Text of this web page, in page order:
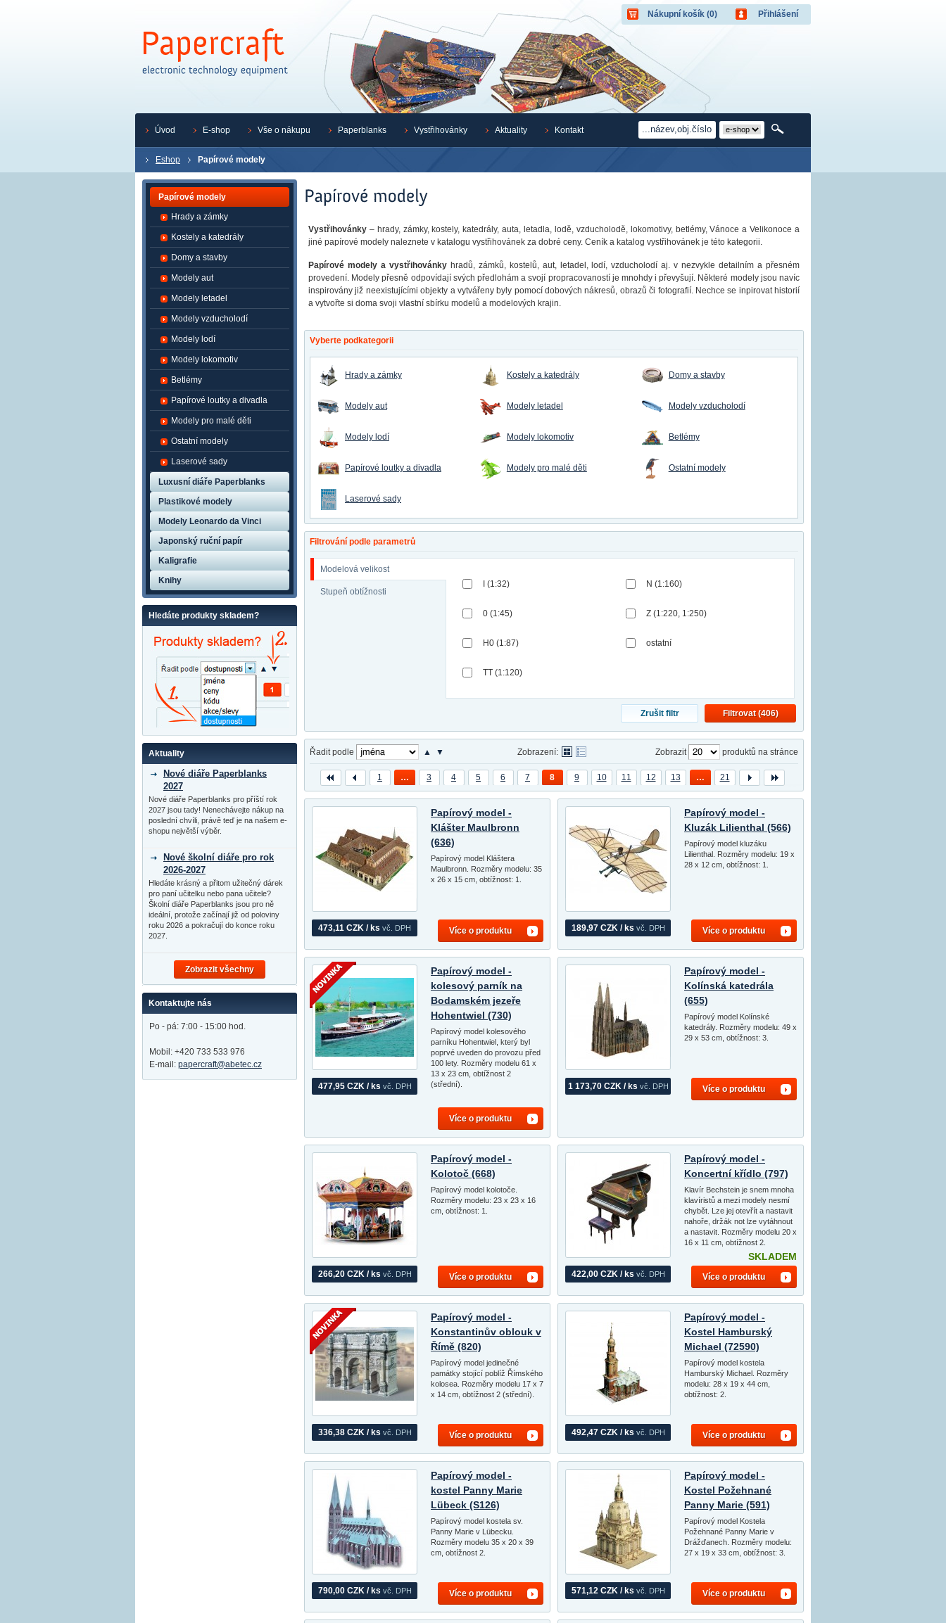
Eshop Papírové modely
Vystřihovánky – hrady, zámky, kostely, katedrály, auta, letadla, lodě, vzducholodě, lokomotivy, betlémy, Vánoce a Velikonoce a
jiné papírové modely naleznete v katalogu vystřihovánek za dobré ceny. Ceník a katalog vystřihovánek je této kategorii.
Papírové modely a vystřihovánkyhradů, zámků, kostelů, aut, letadel, lodí, vzducholodí aj. v nezvykle detailním a přesném
provedení. Modely přesně odpovídají svých předlohám a svojí propracovaností je mnohdy i převyšují. Některé modely jsou navíc
inspirovány již neexistujícími objekty a vytvářeny byly pomocí dobových nákresů, obrazů či fotografií. Nechce se inpirovat historií
a vytvořte si doma svoji vlastní sbírku modelů a modelových krajin.
Vyberte podkategorii
Hrady a zámky Kostely a katedrály Domy a stavby
Modely aut Modely letadel Modely vzducholodí
Modely lodí Modely lokomotiv Betlémy
Papírové loutky a divadla Modely pro malé děti Ostatní modely
Laserové sady
Filtrování podle parametrů
Modelová velikost
Stupeň obtížnosti
I (1:32)
0 (1:45)
H0 (1:87)
TT (1:120)
N (1:160)
Z (1:220, 1:250)
ostatní
Zrušit filtr Filtrovat (406)
Řadit podle ▲ ▼ Zobrazení: Zobrazit produktů na stránce
1 … 3 4 5 6 7 8 9 10 11 12 13 … 21
473,11 CZK / ks vč. DPH
Papírový model -
Klášter Maulbronn
(636)
Papírový model Kláštera
Maulbronn. Rozměry modelu: 35
x 26 x 15 cm, obtížnost: 1.
Více o produktu 189,97 CZK / ks vč. DPH
Papírový model -
Kluzák Lilienthal (566)
Papírový model kluzáku
Lilienthal. Rozměry modelu: 19 x
28 x 12 cm, obtížnost: 1.
Více o produktu
477,95 CZK / ks vč. DPH
Papírový model -
kolesový parník na
Bodamském jezeře
Hohentwiel (730)
Papírový model kolesového
parníku Hohentwiel, který byl
poprvé uveden do provozu před
100 lety. Rozměry modelu 61 x
13 x 23 cm, obtížnost 2
(střední).
Více o produktu
1 173,70 CZK / ks vč. DPH
Papírový model -
Kolínská katedrála
(655)
Papírový model Kolínské
katedrály. Rozměry modelu: 49 x
29 x 53 cm, obtížnost: 3.
Více o produktu
266,20 CZK / ks vč. DPH
Papírový model -
Kolotoč (668)
Papírový model kolotoče.
Rozměry modelu: 23 x 23 x 16
cm, obtížnost: 1.
Více o produktu 422,00 CZK / ks vč. DPH
Papírový model -
Koncertní křídlo (797)
Klavír Bechstein je snem mnoha
klavíristů a mezi modely nesmí
chybět. Lze jej otevřít a nastavit
nahoře, držák not lze vytáhnout
a nastavit. Rozměry modelu 20 x
16 x 11 cm, obtížnost 2.
SKLADEM
Více o produktu
336,38 CZK / ks vč. DPH
Papírový model -
Konstantinův oblouk v
Římě (820)
Papírový model jedinečné
památky stojící poblíž Římského
kolosea. Rozměry modelu 17 x 7
x 14 cm, obtížnost 2 (střední).
Více o produktu 492,47 CZK / ks vč. DPH
Papírový model -
Kostel Hamburský
Michael (72590)
Papírový model kostela
Hamburský Michael. Rozměry
modelu: 28 x 19 x 44 cm,
obtížnost: 2.
Více o produktu
790,00 CZK / ks vč. DPH
Papírový model -
kostel Panny Marie
Lübeck (S126)
Papírový model kostela sv.
Panny Marie v Lübecku.
Rozměry modelu 35 x 20 x 39
cm, obtížnost 2.
Více o produktu 571,12 CZK / ks vč. DPH
Papírový model -
Kostel Požehnané
Panny Marie (591)
Papírový model Kostela
Požehnané Panny Marie v
Drážďanech. Rozměry modelu:
27 x 19 x 33 cm, obtížnost: 3.
Více o produktu
Papírové modely
Hrady a zámky
Kostely a katedrály
Domy a stavby
Modely aut
Modely letadel
Modely vzducholodí
Modely lodí
Modely lokomotiv
Betlémy
Papírové loutky a divadla
Modely pro malé děti
Ostatní modely
Laserové sady
Luxusní diáře Paperblanks
Plastikové modely
Modely Leonardo da Vinci
Japonský ruční papír
Kaligrafie
Knihy
Hledáte produkty skladem?
Aktuality
Nové diáře Paperblanks
2027
Nové diáře Paperblanks pro příští rok
2027 jsou tady! Nenechávejte nákup na
poslední chvíli, právě teď je na našem e-
shopu největší výběr.
Nové školní diáře pro rok
2026-2027
Hledáte krásný a přitom užitečný dárek
pro paní učitelku nebo pana učitele?
Školní diáře Paperblanks jsou pro ně
ideální, protože začínají již od poloviny
roku 2026 a pokračují do konce roku
2027.
Zobrazit všechny
Kontaktujte nás
Po - pá: 7:00 - 15:00 hod.
Mobil: +420 733 533 976
E-mail: papercraft@abetec.cz
Nákupní košík (0)
Počet produktů:
Cena celkem:
Přihlášení
Heslo:
Zapomněli jste heslo?
Nová registrace
Úvod E-shop Vše o nákupu Paperblanks Vystřihovánky Aktuality Kontakt